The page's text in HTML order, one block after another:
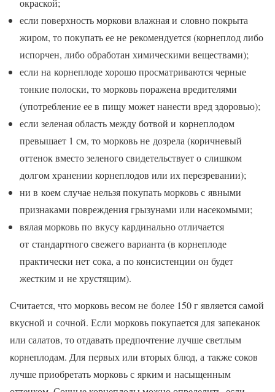
окраской;
если поверхность моркови влажная и словно покрыта
жиром, то покупать ее не рекомендуется (корнеплод либо
испорчен, либо обработан химическими веществами);
если на корнеплоде хорошо просматриваются черные
тонкие полоски, то морковь поражена вредителями
(употребление ее в пищу может нанести вред здоровью);
если зеленая область между ботвой и корнеплодом
превышает 1 см, то морковь не дозрела (коричневый
оттенок вместо зеленого свидетельствует о слишком
долгом хранении корнеплодов или их перезревании);
ни в коем случае нельзя покупать морковь с явными
признаками повреждения грызунами или насекомыми;
вялая морковь по вкусу кардинально отличается
от стандартного свежего варианта (в корнеплоде
практически нет сока, а по консистенции он будет
жестким и не хрустящим).
Считается, что морковь весом не более 150 г является самой
вкусной и сочной. Если морковь покупается для запеканок
или салатов, то отдавать предпочтение лучше светлым
корнеплодам. Для первых или вторых блюд, а также соков
лучше приобретать морковь с ярким и насыщенным